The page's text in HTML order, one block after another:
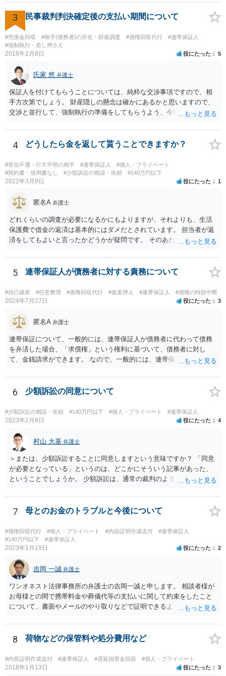
3 民事裁判判決確定後の支払い期間について
#売掛金回収 #相手(債務者)の所在・財産調査 #債権回収代行
#連帯保証人
#強制執行・差し押さえ
2018年2月8日 役にたった 5
氏家 悠 弁護士
保証人を付けてもらうことについては、純粋な交渉事項ですので、相
手方次第でしょう。 財産隠しの懸念は確かにあるかと思いますので、
交渉と並行して、強制執行の準備をしてもらうよう、今依頼されてい
弁護士の探し方ですが、弁護士のウェブページなどがひとつの目安に
なります。 ただ、ウェブページの記載内容が確実というわけでもない
いてみるのがよいと思います。
4 どうしたら金を返して貰うことできますか？
#音信不通・行方不明の相手 #連帯保証人
#個人・プライベート
#契約書・借用書なし
#少額訴訟の相談・依頼 #140万円以下
2022年3月9日 役にたった 1
匿名A 弁護士
どれくらいの調査が必要になるかにもよりますが、それよりも、生活
保護費で借金の返済は基本的にはダメだとされています。 担当者が返
済をしてもよいと言ったかどうかが疑問です。 そのあたりは、ネット
しい記事が出てきますので、一度見てみてもいいかもしれません。
5 連帯保証人が債務者に対する責務について
#自己破産 #任意整理 #債権回収代行 #仮差押え #連帯保証人 #債権の時効中断
2024年7月27日 役にたった 3
匿名A 弁護士
連帯保証について、一般的には、連帯保証人が債務者に代わって債務
を弁済した場合、「求償権」という権利に基づいて、債務者に対し
て、金銭請求ができます。 なので、一般的には、連帯保証人が代わり
者が連帯債務者に支払わなければならない、ということになります。
ご質問の構成の違いを確認されたい意図は分かりかねますが、結論と
と思います。
6 少額訴訟の同意について
#少額訴訟の相談・依頼 #140万円以下 #個人・プライベート #連帯保証人
2023年2月8日 役にたった 4
村山 大基 弁護士
＞または、少額訴訟することに同意しますという意味ですか？ 「同意
が必要となっている」というのは、どこかにそういう記事があった、
ということでしょうか。 少額訴訟は、通常の裁判のようなきちんとし
思います（多分）。 実際の流れとしては、少額訴訟では嫌だ、と被告
が考えた場合、 通常の訴訟でやってほしい、と裁判所に対して書類を
7 母とのお金のトラブルと今後について
#債権回収代行 #個人・プライベート #内容証明作成送付
#連帯保証人
#140万円以下
#連帯保証人
2023年1月19日 役にたった 2
吉岡 一誠 弁護士
ワンオネスト法律事務所の弁護士の吉岡一誠と申します。 相談者様が
お母様との間で携帯料金や葬儀代等の支払いに関して約束をしたこと
について、書面やメールのやり取りなどで証明できるようであれば、
の資力が乏しいとなると、判決が下りても実際に回収することができ
ない可能性があるため、不定期でも少しずつでも返済があるようであ
てもらう方が良いかもしれません。 なお、保証人欄の無断署名の件
は、お母様に注意するしかないですが、お母様が勝手に署名した場合
8 荷物などの保管料や処分費用など
#内容証明作成送付 #連帯保証人 #遅延損害金回収 #個人・プライベート
2018年1月13日 役にたった 3